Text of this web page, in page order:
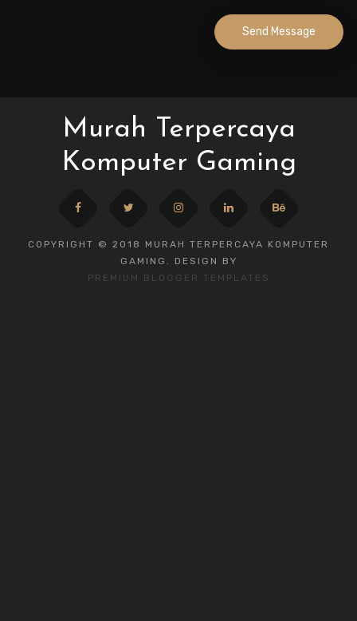
Send Message
Murah Terpercaya
Komputer Gaming
COPYRIGHT © 2018 MURAH TERPERCAYA KOMPUTER
GAMING. DESIGN BY
PREMIUM BLOGGER TEMPLATES